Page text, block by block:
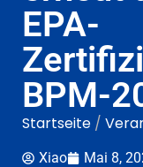
EPA-
BPM-
Startseite /
Xiao Mai 8,